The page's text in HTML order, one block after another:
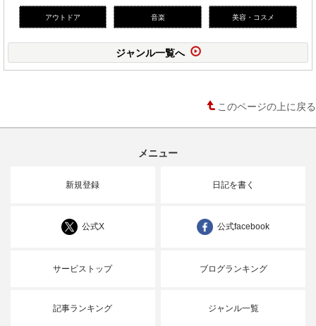
アウトドア 音楽 美容・コスメ
ジャンル一覧へ
このページの上に戻る
メニュー
新規登録 日記を書く
公式X 公式facebook
サービストップ ブログランキング
記事ランキング ジャンル一覧